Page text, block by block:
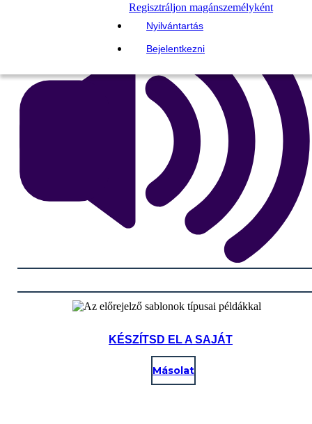
Regisztráljon magánszemélyként
Nyilvántartás
Bejelentkezni
KÉSZÍTSD EL A SAJÁT
Másolat